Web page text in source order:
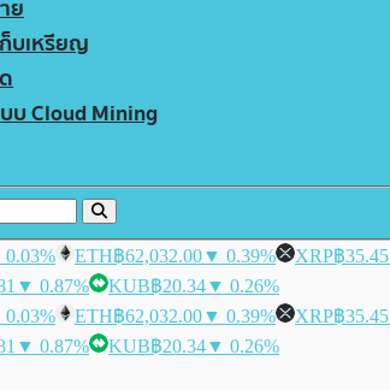
ย
ก็บเหรียญ
บ Cloud Mining
ETH฿62,032.00▼ 0.39% XRP฿35.45
▼ 0.87% KUB฿20.34▼ 0.26%
ETH฿62,032.00▼ 0.39% XRP฿35.45
▼ 0.87% KUB฿20.34▼ 0.26%